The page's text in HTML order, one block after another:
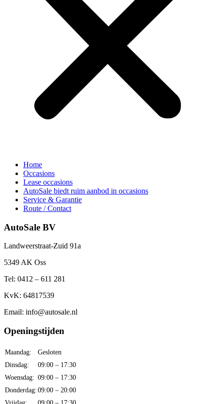
Home
Occasions
Lease occasions
AutoSale biedt ruim aanbod in occasions
Service & Garantie
Route / Contact
AutoSale BV
Landweerstraat-Zuid 91a
5349 AK Oss
Tel: 0412 – 611 281
KvK: 64817539
Email: info@autosale.nl
Openingstijden
Maandag:
Gesloten
Dinsdag:
09:00 – 17:30
Woensdag: 09:00 – 17:30
Donderdag: 09:00 – 20:00